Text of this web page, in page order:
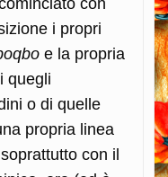
con
i propri
e la propria
quegli
o di quelle
propria linea
con il